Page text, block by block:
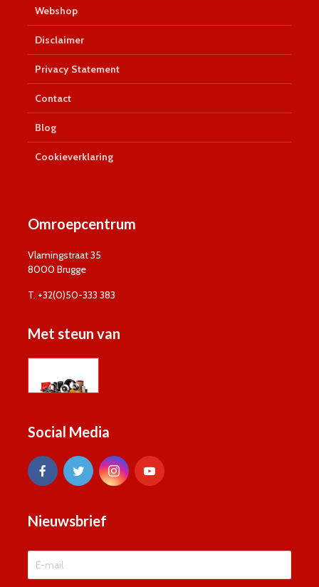
Webshop
Disclaimer
Privacy Statement
Contact
Blog
Cookieverklaring
Omroepcentrum
Vlamingstraat 35
8000 Brugge
T. +32(0)50-333 383
Met steun van
Social Media
Nieuwsbrief